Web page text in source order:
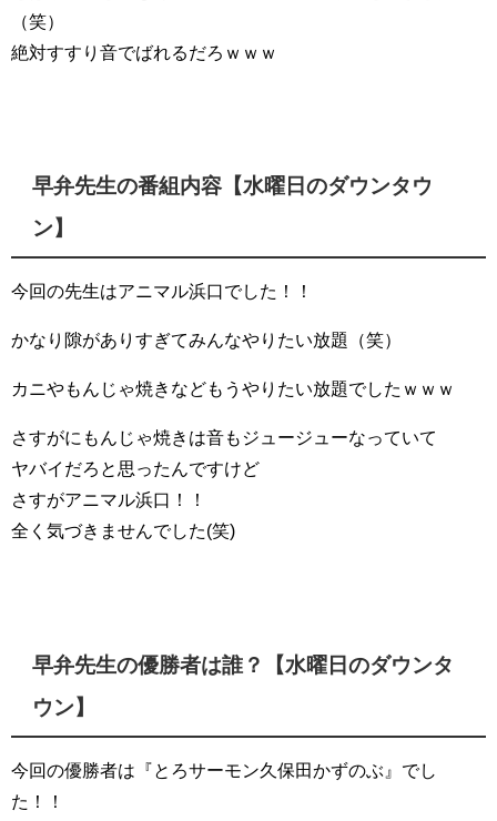
（笑）
絶対すすり音でばれるだろｗｗｗ
早弁先生の番組内容【水曜日のダウンタウ
ン】
今回の先生はアニマル浜口でした！！
かなり隙がありすぎてみんなやりたい放題（笑）
カニやもんじゃ焼きなどもうやりたい放題でしたｗｗｗ
さすがにもんじゃ焼きは音もジュージューなっていて
ヤバイだろと思ったんですけど
さすがアニマル浜口！！
全く気づきませんでした(笑)
早弁先生の優勝者は誰？【水曜日のダウンタ
ウン】
今回の優勝者は『とろサーモン久保田かずのぶ』でし
た！！